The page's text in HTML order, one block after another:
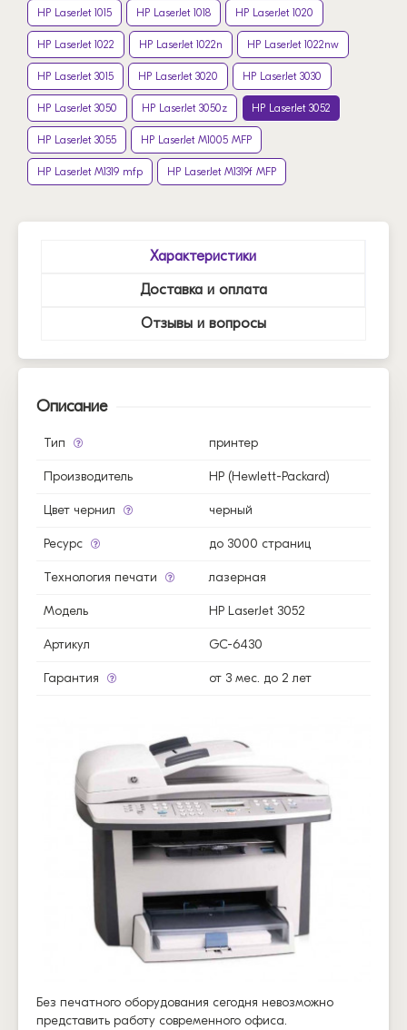
HP LaserJet 1015 HP LaserJet 1018 HP LaserJet 1020
HP LaserJet 1022 HP LaserJet 1022n HP LaserJet 1022nw
HP LaserJet 3015 HP LaserJet 3020 HP LaserJet 3030
HP LaserJet 3050 HP LaserJet 3050z HP LaserJet 3052
HP LaserJet 3055 HP LaserJet M1005 MFP
HP LaserJet M1319 mfp HP LaserJet M1319f MFP
Характеристики
Доставка и оплата
Отзывы и вопросы
Описание
Тип принтер
Производитель HP (Hewlett-Packard)
Цвет чернил черный
Ресурс до 3000 страниц
Технология печати лазерная
Модель HP LaserJet 3052
Артикул GC-6430
Гарантия от 3 мес. до 2 лет
Без печатного оборудования сегодня невозможно
представить работу современного офиса.